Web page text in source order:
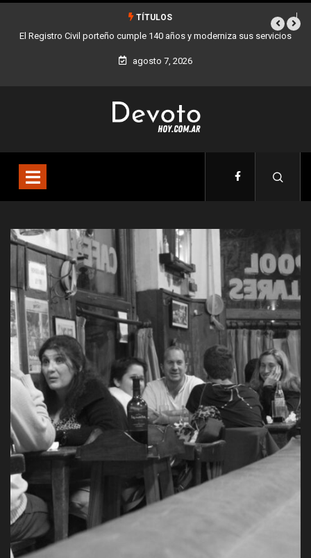
TÍTULOS
Buenos Aires sumó 12 nuevos Bares Notables y ya son 90 en toda
la Ciudad
agosto 7, 2026